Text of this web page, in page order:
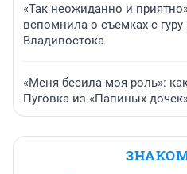
«Так неожиданно и
вспомнила о съемках с
Владивостока
«Меня бесила моя роль»:
Пуговка из «Папиных